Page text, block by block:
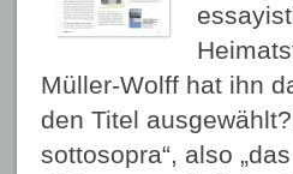
Müller-Wolff hat ihn
den Titel
sottosopra“, also